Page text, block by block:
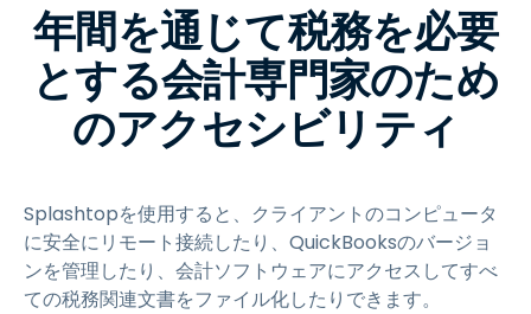
年間を通じて税務を必要
とする会計専門家のため
のアクセシビリティ
Splashtopを使用すると、クライアントのコンピュータ
に安全にリモート接続したり、QuickBooksのバージョ
ンを管理したり、会計ソフトウェアにアクセスしてすべ
ての税務関連文書をファイル化したりできます。